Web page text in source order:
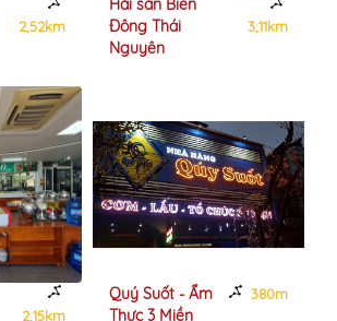
2,52km
2,15km
Hải sản Biển
Đông Thái
Nguyên
3,11km
Quý Suốt - Ẩm
Thực 3 Miền
380m